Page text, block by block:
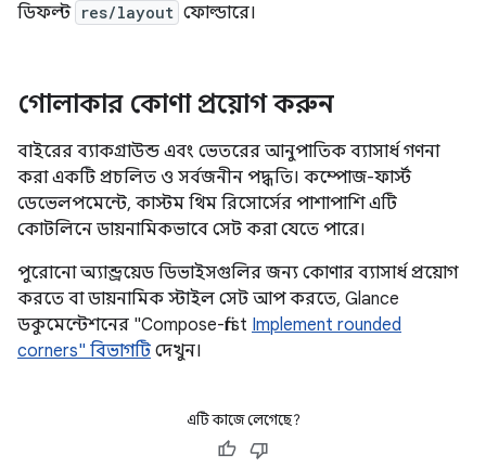
ডিফল্ট res/layout ফোল্ডারে।
গোলাকার কোণা প্রয়োগ করুন
বাইরের ব্যাকগ্রাউন্ড এবং ভেতরের আনুপাতিক ব্যাসার্ধ গণনা
করা একটি প্রচলিত ও সর্বজনীন পদ্ধতি। কম্পোজ-ফার্স্ট
ডেভেলপমেন্টে, কাস্টম থিম রিসোর্সের পাশাপাশি এটি
কোটলিনে ডায়নামিকভাবে সেট করা যেতে পারে।
পুরোনো অ্যান্ড্রয়েড ডিভাইসগুলির জন্য কোণার ব্যাসার্ধ প্রয়োগ
করতে বা ডায়নামিক স্টাইল সেট আপ করতে, Glance
ডকুমেন্টেশনের "Compose-first Implement rounded
corners" বিভাগটি দেখুন।
এটি কাজে লেগেছে?